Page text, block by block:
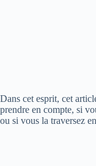
Dans cet esprit, cet
prendre en compte, si
ou si vous la traversez